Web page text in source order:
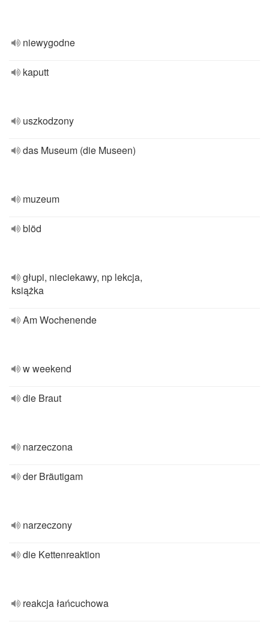
niewygodne
kaputt
uszkodzony
das Museum (die Museen)
muzeum
blöd
głupi, nieciekawy, np lekcja,
książka
Am Wochenende
w weekend
die Braut
narzeczona
der Bräutigam
narzeczony
die Kettenreaktion
reakcja łańcuchowa